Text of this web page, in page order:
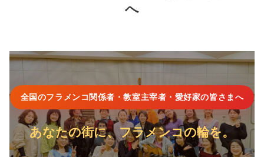
へ
全国のフラメンコ関係者・教室主宰者・愛好家の皆さまへ
あなたの街に、フラメンコの輪を。